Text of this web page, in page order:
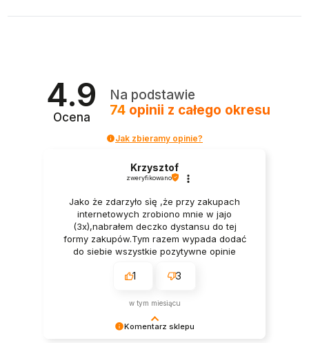
4.9
Ocena
Na podstawie
74 opinii z całego okresu
Jak zbieramy opinie?
Komentarz sklepu
Krzysztof
zweryfikowano
Jako że zdarzyło sìę ,że przy zakupach
internetowych zrobiono mnie w jajo
(3x),nabrałem deczko dystansu do tej
formy zakupów.Tym razem wypada dodać
do siebie wszystkie pozytywne opinie
o wyborze Was i waszej oferty. Ja
zastrzeżeń.Pan we Firmie wytłumaczył
Pan kurier dostarczył w punkt.Towar był
1 3
w tym miesiącu